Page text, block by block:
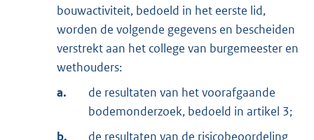
bouwactiviteit, bedoeld in het eerste lid,
worden de volgende gegevens en bescheiden
verstrekt aan het college van burgemeester en
wethouders:
a.
de resultaten van het voorafgaande
bodemonderzoek, bedoeld in artikel 3;
b.
de resultaten van de risicobeoordeling